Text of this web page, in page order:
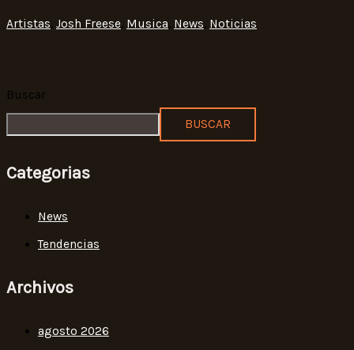
Artistas, Josh Freese, Musica, News, Noticias
Buscar
BUSCAR
Categorias
News
Tendencias
Archivos
agosto 2026